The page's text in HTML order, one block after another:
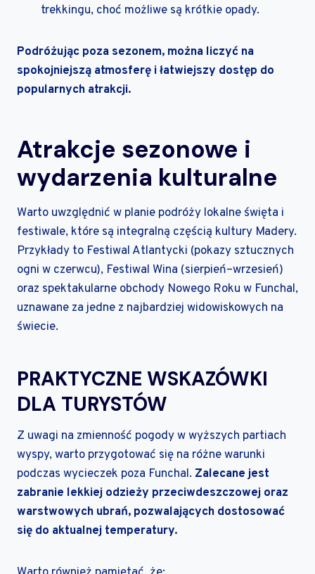
trekkingu, choć możliwe są krótkie opady.
Podróżując poza sezonem, można liczyć na
spokojniejszą atmosferę i łatwiejszy dostęp do
popularnych atrakcji.
Atrakcje sezonowe i
wydarzenia kulturalne
Warto uwzględnić w planie podróży lokalne święta i
festiwale, które są integralną częścią kultury Madery.
Przykłady to Festiwal Atlantycki (pokazy sztucznych
ogni w czerwcu), Festiwal Wina (sierpień–wrzesień)
oraz spektakularne obchody Nowego Roku w Funchal,
uznawane za jedne z najbardziej widowiskowych na
świecie.
PRAKTYCZNE WSKAZÓWKI
DLA TURYSTÓW
Z uwagi na zmienność pogody w wyższych partiach
wyspy, warto przygotować się na różne warunki
podczas wycieczek poza Funchal. Zalecane jest
zabranie lekkiej odzieży przeciwdeszczowej oraz
warstwowych ubrań, pozwalających dostosować
się do aktualnej temperatury.